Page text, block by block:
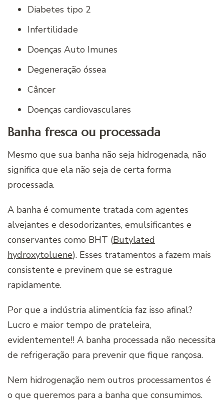
Diabetes tipo 2
Infertilidade
Doenças Auto Imunes
Degeneração óssea
Câncer
Doenças cardiovasculares
Banha fresca ou processada
Mesmo que sua banha não seja hidrogenada, não
significa que ela não seja de certa forma
processada.
A banha é comumente tratada com agentes
alvejantes e desodorizantes, emulsificantes e
conservantes como BHT (Butylated
hydroxytoluene). Esses tratamentos a fazem mais
consistente e previnem que se estrague
rapidamente.
Por que a indústria alimentícia faz isso afinal?
Lucro e maior tempo de prateleira,
evidentemente!! A banha processada não necessita
de refrigeração para prevenir que fique rançosa.
Nem hidrogenação nem outros processamentos é
o que queremos para a banha que consumimos.